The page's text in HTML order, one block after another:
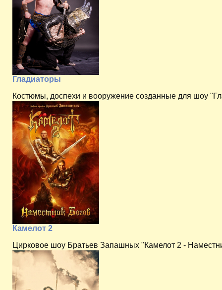
Гладиаторы
Костюмы, доспехи и вооружение созданные для шоу
Камелот 2
Цирковое шоу Братьев Запашных "Камелот 2 -